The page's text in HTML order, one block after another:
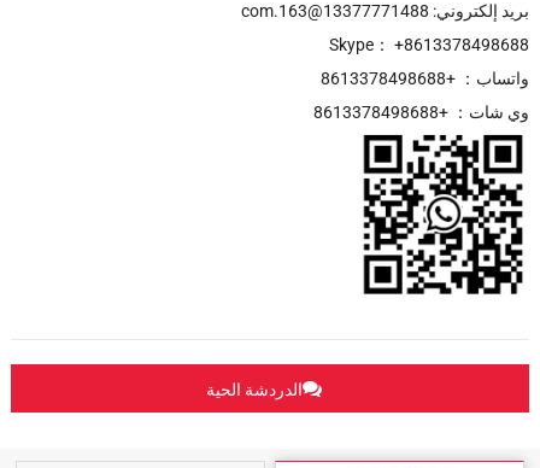
بريد إلكتروني: 13377771488@163.com
Skype： +8613378498688
واتساب： +8613378498688
وي شات： +8613378498688
الدردشة الحية